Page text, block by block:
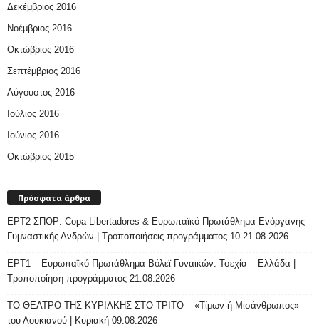
Δεκέμβριος 2016
Νοέμβριος 2016
Οκτώβριος 2016
Σεπτέμβριος 2016
Αύγουστος 2016
Ιούλιος 2016
Ιούνιος 2016
Οκτώβριος 2015
Πρόσφατα άρθρα
ΕΡΤ2 ΣΠΟΡ: Copa Libertadores & Ευρωπαϊκό Πρωτάθλημα Ενόργανης
Γυμναστικής Ανδρών | Τροποποιήσεις προγράμματος 10-21.08.2026
ΕΡΤ1 – Ευρωπαϊκό Πρωτάθλημα Βόλεϊ Γυναικών: Τσεχία – Ελλάδα |
Τροποποίηση προγράμματος 21.08.2026
ΤΟ ΘΕΑΤΡΟ ΤΗΣ ΚΥΡΙΑΚΗΣ ΣΤΟ ΤΡΙΤΟ – «Τίμων ή Μισάνθρωπος»
του Λουκιανού | Κυριακή 09.08.2026